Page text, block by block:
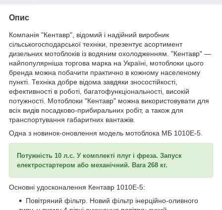
Опис
Компанія "Кентавр", відомий і надійний виробник
сільськогосподарської техніки, презентує асортимент
дизельних мотоблоків із водяним охолодженням. "Кентавр" —
найпопулярніша торгова марка на Україні, мотоблоки цього
бренда можна побачити практично в кожному населеному
пункті. Техніка добре відома завдяки зносостійкості,
ефективності в роботі, багатофункціональності, високій
потужності. Мотоблоки "Кентавр" можна використовувати для
всіх видів посадково-прибиральних робіт, а також для
транспортування габаритних вантажів.
Одна з новинок-оновлення модель мотоблока МБ 1010Е-5.
Потужність 10 л.с. У комплекті плуг і фреза. Запуск
електростартером або механічний. Вага 268 кг.
Основні удосконалення Кентавр 1010Е-5:
Повітряний фільтр. Новий фільтр інерційно-оливного